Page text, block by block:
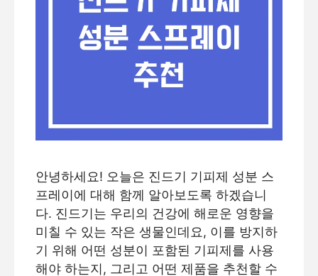
안녕하세요! 오늘은 진드기 기피제 성분 스
프레이에 대해 함께 알아보도록 하겠습니
다. 진드기는 우리의 건강에 해로운 영향을
미칠 수 있는 작은 생물인데요, 이를 방지하
기 위해 어떤 성분이 포함된 기피제를 사용
해야 하는지, 그리고 어떤 제품을 추천할 수